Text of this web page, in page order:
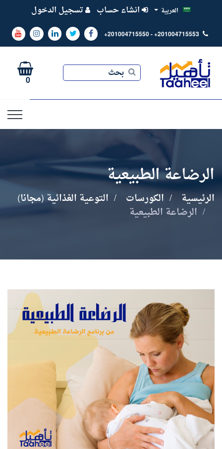
العربية انشاء حساب تسجيل الدخول
+201004715550 - +201004715553
بحث 0
الرضاعة الطبيعية
الرئيسية الكورسات
التوعية الغذائية (مجانا)
الرضاعة الطبيعية